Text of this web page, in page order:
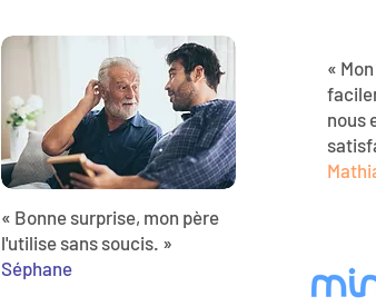
« Bonne surprise, mon père
l'utilise sans soucis. »
Séphane
«
nous